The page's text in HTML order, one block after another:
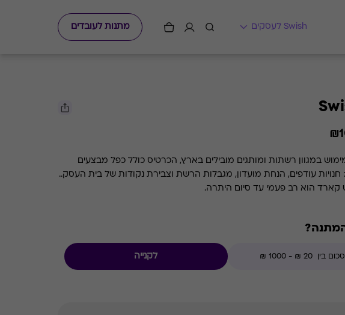
Swish לעסקים מתנות לעובדים
במגוון רשתות ומותגים מובילים בארץ, הכרטיס כולל כפל מבצעים
חנויות עודפים, הנחת מועדון, מגבלות הרשת וצבירת נקודות של בית העסק..
קארד הוא רב פעמי עד סיום היתרה.
לקנייה